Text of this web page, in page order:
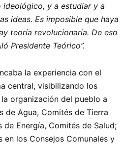
ideológico, y a estudiar y a
ideas. Es imposible que haya
teoría revolucionaria. De eso
Presidente Teórico”.
la experiencia con el
central, visibilizando los
organización del pueblo a
de Agua, Comités de Tierra
de Energía, Comités de Salud;
en los Consejos Comunales y